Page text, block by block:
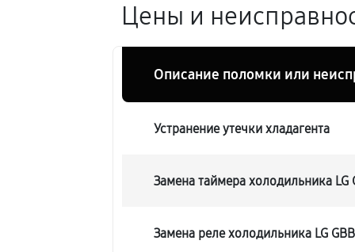
Цены и
Описание поломки или
Устранение утечки хладагента
Замена таймера холодильника LG
Замена реле холодильника LG